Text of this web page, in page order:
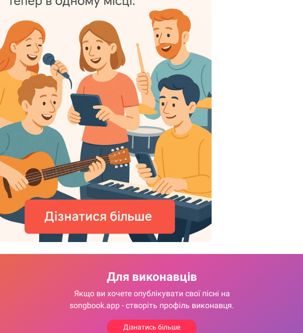
Для виконавців
Якщо ви хочете опублікувати свої пісні на
songbook.app - створіть профіль виконавця.
Дізнатись більше